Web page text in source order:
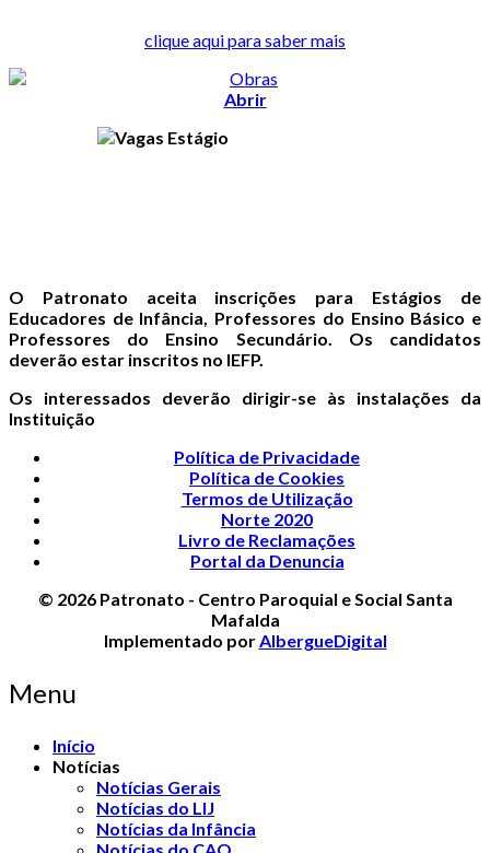
clique aqui para saber mais
Abrir
O Patronato aceita inscrições para Estágios de
Educadores de Infância, Professores do Ensino Básico e
Professores do Ensino Secundário. Os candidatos
deverão estar inscritos no IEFP.
Os interessados deverão dirigir-se às instalações da
Instituição
Política de Privacidade
Política de Cookies
Termos de Utilização
Norte 2020
Livro de Reclamações
Portal da Denuncia
© 2026 Patronato - Centro Paroquial e Social Santa
Mafalda
Implementado porAlbergueDigital
Menu
Início
Notícias
Notícias Gerais
Notícias do LIJ
Notícias da Infância